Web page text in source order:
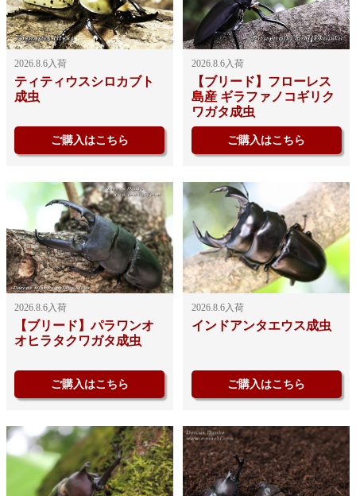
2026.8.6入荷
ティティウスシロカブト
成虫
ご購入はこちら
2026.8.6入荷
【ブリード】フローレス
島産 ギラファノコギリク
ワガタ成虫
ご購入はこちら
2026.8.6入荷
【ブリード】パラワンオ
オヒラタクワガタ成虫
ご購入はこちら
2026.8.6入荷
インドアンタエウス成虫
ご購入はこちら